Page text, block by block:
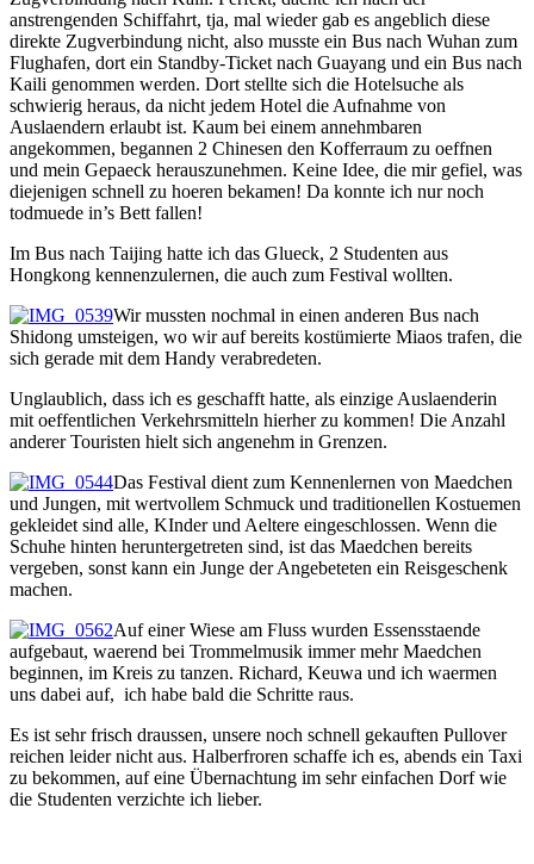
anstrengenden Schiffahrt, tja, mal wieder gab es angeblich diese
direkte Zugverbindung nicht, also musste ein Bus nach Wuhan zum
Flughafen, dort ein Standby-Ticket nach Guayang und ein Bus nach
Kaili genommen werden. Dort stellte sich die Hotelsuche als
schwierig heraus, da nicht jedem Hotel die Aufnahme von
Auslaendern erlaubt ist. Kaum bei einem annehmbaren
angekommen, begannen 2 Chinesen den Kofferraum zu oeffnen
und mein Gepaeck herauszunehmen. Keine Idee, die mir gefiel, was
diejenigen schnell zu hoeren bekamen! Da konnte ich nur noch
todmuede in’s Bett fallen!
Im Bus nach Taijing hatte ich das Glueck, 2 Studenten aus
Hongkong kennenzulernen, die auch zum Festival wollten.
Wir mussten nochmal in einen anderen Bus nach
Shidong umsteigen, wo wir auf bereits kostümierte Miaos trafen, die
sich gerade mit dem Handy verabredeten.
Unglaublich, dass ich es geschafft hatte, als einzige Auslaenderin
mit oeffentlichen Verkehrsmitteln hierher zu kommen! Die Anzahl
anderer Touristen hielt sich angenehm in Grenzen.
Das Festival dient zum Kennenlernen von Maedchen
und Jungen, mit wertvollem Schmuck und traditionellen Kostuemen
gekleidet sind alle, KInder und Aeltere eingeschlossen. Wenn die
Schuhe hinten heruntergetreten sind, ist das Maedchen bereits
vergeben, sonst kann ein Junge der Angebeteten ein Reisgeschenk
machen.
Auf einer Wiese am Fluss wurden Essensstaende
aufgebaut, waerend bei Trommelmusik immer mehr Maedchen
beginnen, im Kreis zu tanzen. Richard, Keuwa und ich waermen
uns dabei auf, ich habe bald die Schritte raus.
Es ist sehr frisch draussen, unsere noch schnell gekauften Pullover
reichen leider nicht aus. Halberfroren schaffe ich es, abends ein Taxi
zu bekommen, auf eine Übernachtung im sehr einfachen Dorf wie
die Studenten verzichte ich lieber.